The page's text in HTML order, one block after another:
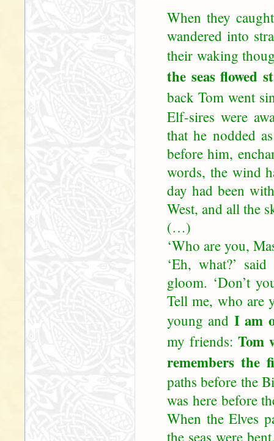
When they
wandered into
their waking
the seas flowed
back Tom went
Elf-sires were
that he nodded
before him,
words, the wind
day had been
West, and all the
(…)
‘Who are you,
‘Eh, what?’
gloom. ‘Don’t
Tell me, who are
young and I am
my friends:Tom
remembers the
paths before the
was here before
When the Elves
the seas were